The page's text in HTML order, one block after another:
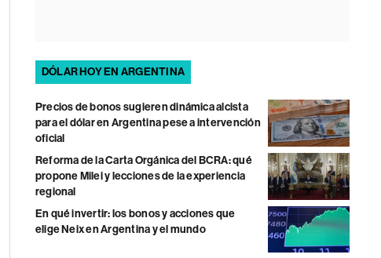
DÓLAR HOY EN ARGENTINA
Precios de bonos sugieren dinámica alcista
para el dólar en Argentina pese a intervención
oficial
Reforma de la Carta Orgánica del BCRA: qué
propone Milei y lecciones de la experiencia
regional
En qué invertir: los bonos y acciones que
elige Neix en Argentina y el mundo